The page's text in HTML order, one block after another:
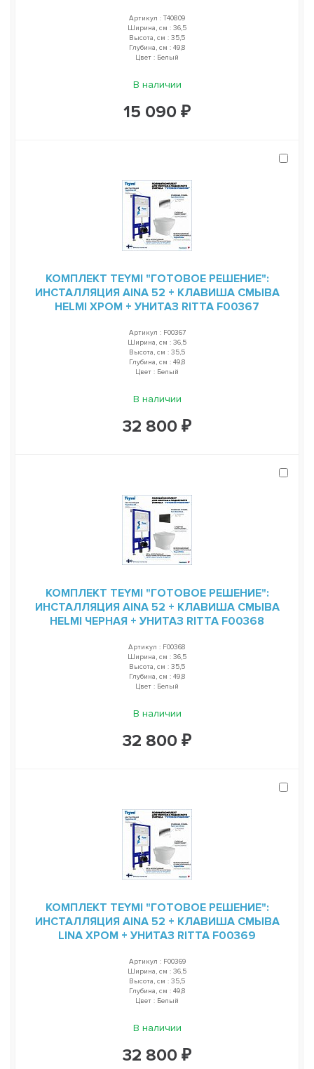
Артикул : T40809
Ширина, см : 36,5
Высота, см : 35,5
Глубина, см : 49,8
Цвет : Белый
В наличии
15 090 ₽
КОМПЛЕКТ TEYMI "ГОТОВОЕ РЕШЕНИЕ":
ИНСТАЛЛЯЦИЯ AINA 52 + КЛАВИША СМЫВА
HELMI ХРОМ + УНИТАЗ RITTA F00367
Артикул : F00367
Ширина, см : 36,5
Высота, см : 35,5
Глубина, см : 49,8
Цвет : Белый
В наличии
32 800 ₽
КОМПЛЕКТ TEYMI "ГОТОВОЕ РЕШЕНИЕ":
ИНСТАЛЛЯЦИЯ AINA 52 + КЛАВИША СМЫВА
HELMI ЧЕРНАЯ + УНИТАЗ RITTA F00368
Артикул : F00368
Ширина, см : 36,5
Высота, см : 35,5
Глубина, см : 49,8
Цвет : Белый
В наличии
32 800 ₽
КОМПЛЕКТ TEYMI "ГОТОВОЕ РЕШЕНИЕ":
ИНСТАЛЛЯЦИЯ AINA 52 + КЛАВИША СМЫВА
LINA ХРОМ + УНИТАЗ RITTA F00369
Артикул : F00369
Ширина, см : 36,5
Высота, см : 35,5
Глубина, см : 49,8
Цвет : Белый
В наличии
32 800 ₽